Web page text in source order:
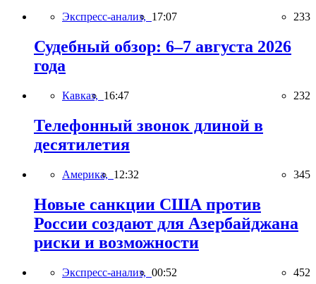
Экспресс-анализ, 17:07 233
Судебный обзор: 6–7 августа 2026
года
Кавказ, 16:47 232
Телефонный звонок длиной в
десятилетия
Америка, 12:32 345
Новые санкции США против
России создают для Азербайджана
риски и возможности
Экспресс-анализ, 00:52 452